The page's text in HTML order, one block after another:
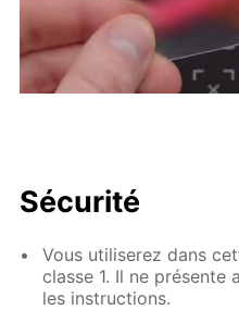
Sécurité
Vous utiliserez dans
classe 1. Il ne présente
les instructions.